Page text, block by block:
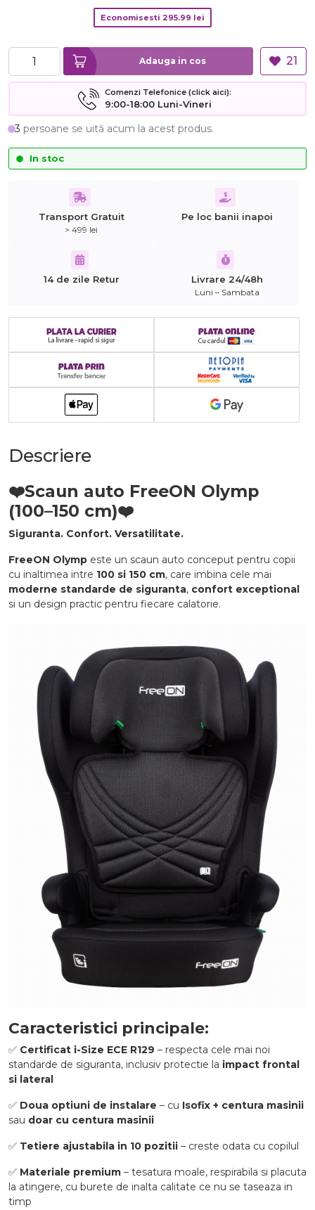
Economisesti 295.99 lei
Adauga in cos 21
Comenzi Telefonice (click aici):
9:00-18:00 Luni-Vineri
3 persoane se uită acum la acest produs.
In stoc
Transport Gratuit
> 499 lei
Pe loc banii inapoi
14 de zile Retur Livrare 24/48h
Luni – Sambata
Descriere
❤️Scaun auto FreeON Olymp
(100–150 cm)❤️
Siguranta. Confort. Versatilitate.
FreeON Olymp este un scaun auto conceput pentru copii
cu inaltimea intre 100 si 150 cm, care imbina cele mai
moderne standarde de siguranta, confort exceptional
si un design practic pentru fiecare calatorie.
Caracteristici principale:
✅ Certificat i-Size ECE R129 – respecta cele mai noi
standarde de siguranta, inclusiv protectie la impact frontal
si lateral
✅ Doua optiuni de instalare – cu Isofix + centura masinii
sau doar cu centura masinii
✅ Tetiere ajustabila in 10 pozitii – creste odata cu copilul
✅ Materiale premium – tesatura moale, respirabila si placuta
la atingere, cu burete de inalta calitate ce nu se taseaza in
timp